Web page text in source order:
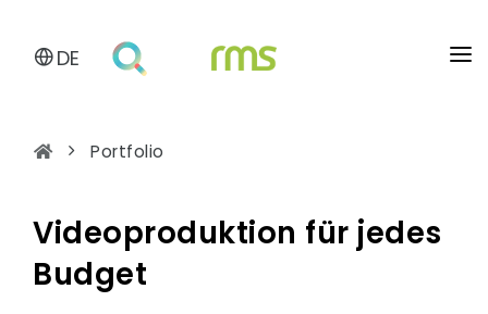
DE
PRODUKTÜBERSICHT
AI Search
Finden statt suchen
PORTFOLIO
TYPO3
Entwicklung mit Erfahrung
Portfolio
Videoproduktion für jedes
Budget